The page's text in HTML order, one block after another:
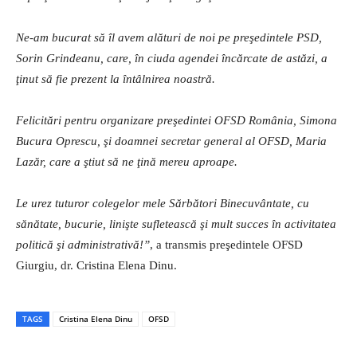
Ne-am bucurat să îl avem alături de noi pe preşedintele PSD,
Sorin Grindeanu, care, în ciuda agendei încărcate de astăzi, a
ţinut să fie prezent la întâlnirea noastră.
Felicitări pentru organizare preşedintei OFSD România, Simona
Bucura Oprescu, şi doamnei secretar general al OFSD, Maria
Lazăr, care a ştiut să ne ţină mereu aproape.
Le urez tuturor colegelor mele Sărbători Binecuvântate, cu
sănătate, bucurie, linişte sufletească şi mult succes în activitatea
politică şi administrativă!”, a transmis preşedintele OFSD
Giurgiu, dr. Cristina Elena Dinu.
TAGS Cristina Elena Dinu OFSD